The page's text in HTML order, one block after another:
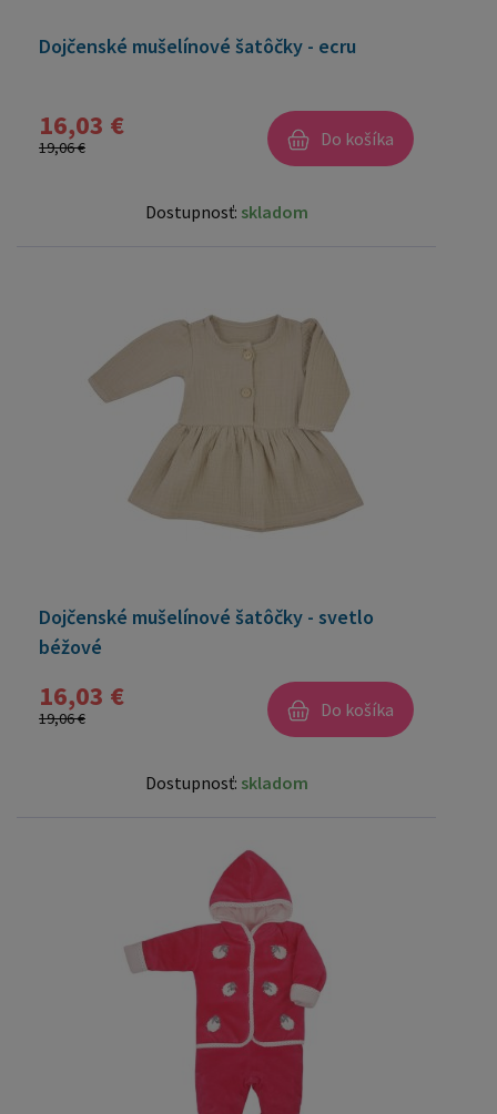
Dojčenské mušelínové šatôčky - ecru
16,03 €
19,06 € Do košíka
Dostupnosť: skladom
Dojčenské mušelínové šatôčky - svetlo
béžové
16,03 €
19,06 € Do košíka
Dostupnosť: skladom